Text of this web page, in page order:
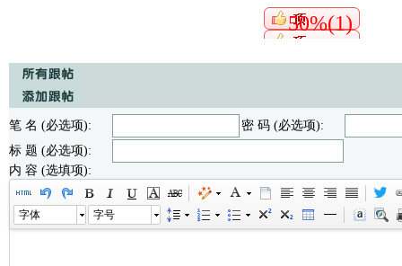
50%(1)
笔 名 (必选项):
密 码 (必选项):
标 题 (必选项):
内 容 (选填项):
字体 字号